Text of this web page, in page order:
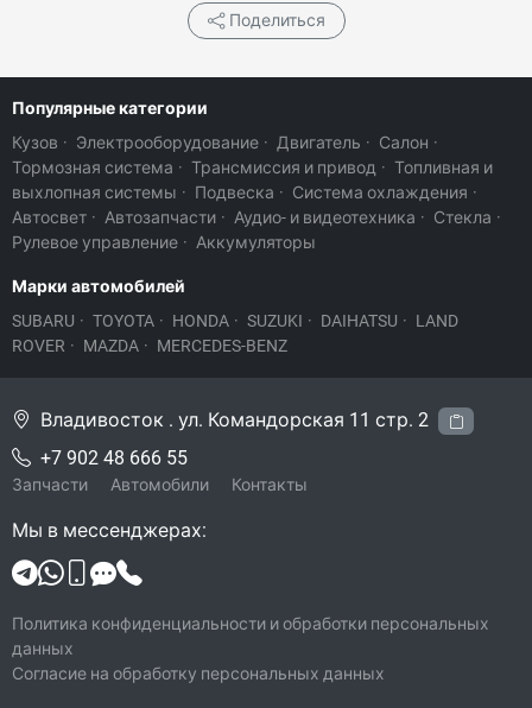
Поделиться
Популярные категории
Кузов · Электрооборудование · Двигатель · Салон ·
Тормозная система · Трансмиссия и привод · Топливная и
выхлопная системы · Подвеска · Система охлаждения ·
Автосвет · Автозапчасти · Аудио- и видеотехника · Стекла ·
Рулевое управление · Аккумуляторы
Марки автомобилей
SUBARU · TOYOTA · HONDA · SUZUKI · DAIHATSU · LAND
ROVER · MAZDA · MERCEDES-BENZ
Владивосток . ул. Командорская 11 стр. 2
+7 902 48 666 55
Запчасти Автомобили Контакты
Мы в мессенджерах:
Политика конфиденциальности и обработки персональных
данных
Согласие на обработку персональных данных